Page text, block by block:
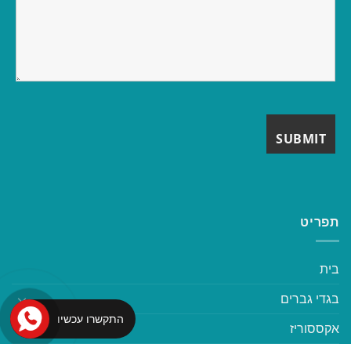
תפריט
בית
בגדי גברים
אקססוריז
התקשרו עכשיו